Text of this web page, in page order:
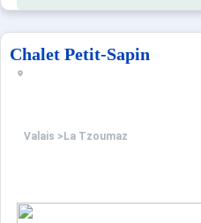
Chalet Petit-Sapin
Valais > La Tzoumaz